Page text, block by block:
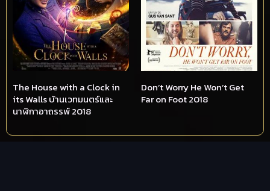
The House with a Clock in
its Walls บ้านเวทมนตร์และ
นาฬิกาอาถรรพ์ 2018
Don’t Worry He Won’t Get
Far on Foot 2018